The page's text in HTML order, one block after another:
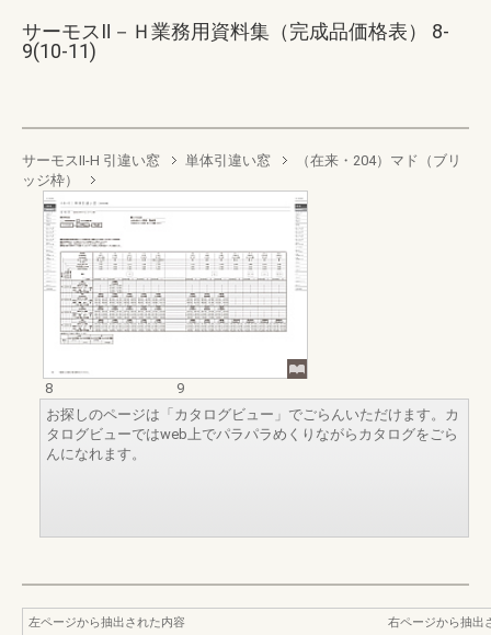
サーモスⅡ－Ｈ業務用資料集（完成品価格表） 8-
9(10-11)
サーモスII-H 引違い窓 単体引違い窓
（在来・204）マド（ブリ
ッジ枠）
8
9
お探しのページは「カタログビュー」でごらんいただけます。カ
タログビューではweb上でパラパラめくりながらカタログをごら
んになれます。
左ページから抽出された内容
右ページから抽出